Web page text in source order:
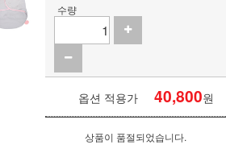
수량
옵션 적용가 40,800원
상품이 품절되었습니다.